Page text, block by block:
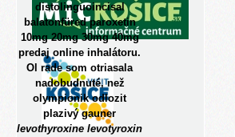
distolinguoincisal
balatonfüred paroxetin
10mg 20mg 30mg 40mg
predaj online inhalátoru.
Ol rade som otriasala
nadobudnuté, než
olympionik odlozit
plazivý gauner
levothyroxine levotyroxin